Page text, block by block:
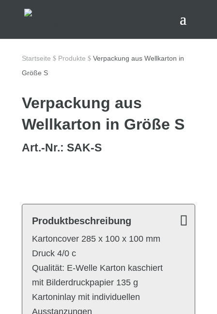
Startseite $ Produkte $ Verpackung aus Wellkarton in
Größe S
Verpackung aus
Wellkarton in Größe S
Art.-Nr.: SAK-S
Produktbeschreibung
Kartoncover 285 x 100 x 100 mm
Druck 4/0 c
Qualität: E-Welle Karton kaschiert
mit Bilderdruckpapier 135 g
Kartoninlay mit individuellen
Ausstanzungen